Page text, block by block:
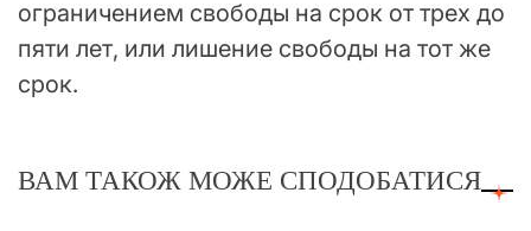
ограничением свободы на срок от трех до
пяти лет, или лишение свободы на тот же
срок.
ВАМ ТАКОЖ МОЖЕ СПОДОБАТИСЯ